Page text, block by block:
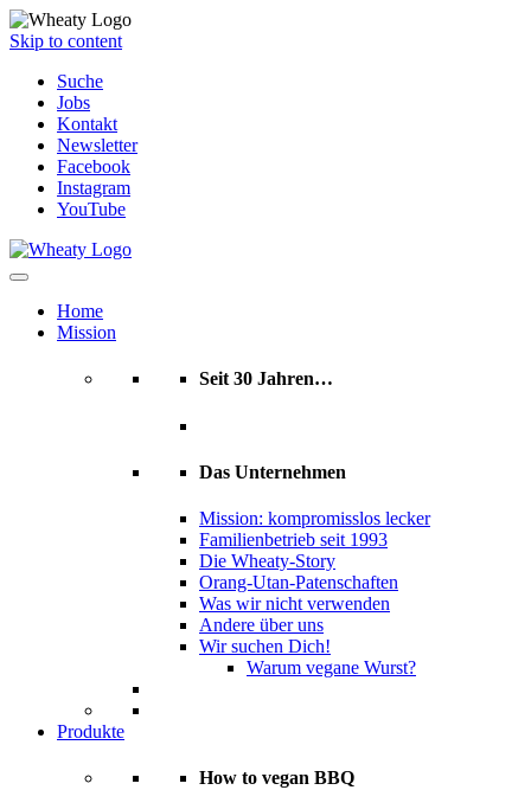
Skip to content
Suche
Jobs
Kontakt
Newsletter
Facebook
Instagram
YouTube
Home
Mission
Seit 30 Jahren…
Das Unternehmen
Mission: kompromisslos lecker
Familienbetrieb seit 1993
Die Wheaty-Story
Orang-Utan-Patenschaften
Was wir nicht verwenden
Andere über uns
Wir suchen Dich!
Warum vegane Wurst?
Produkte
How to vegan BBQ